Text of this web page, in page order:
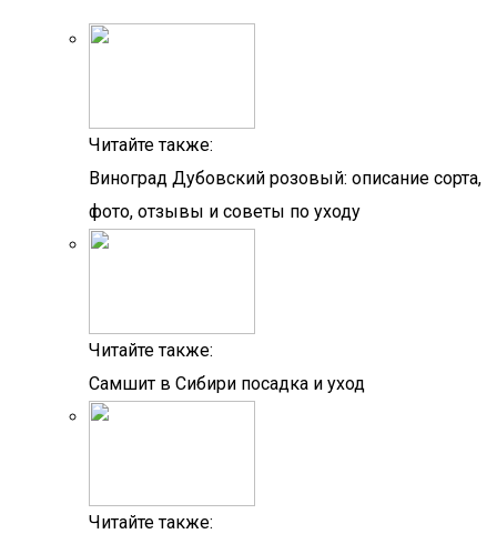
Читайте также:
Виноград Дубовский розовый: описание сорта,
фото, отзывы и советы по уходу
Читайте также:
Самшит в Сибири посадка и уход
Читайте также: